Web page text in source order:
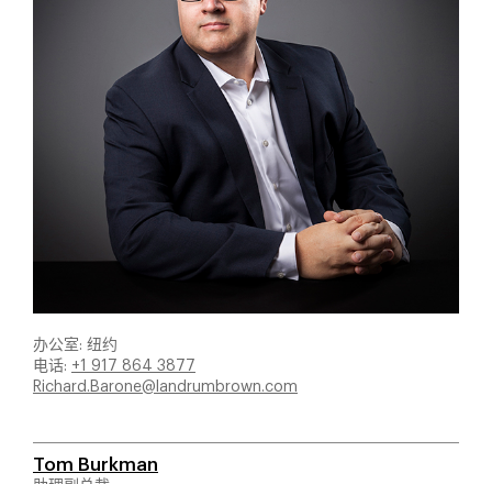
办公室: 纽约
电话: +1 917 864 3877
Richard.Barone@landrumbrown.com
Tom Burkman